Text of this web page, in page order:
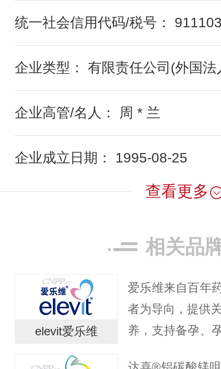
统一社会信用代码/税号：
企业类型： 有限责任公司(外国法
企业高管/名人： 周 * 兰
企业成立日期： 1995-08-25
查看更多
相关品
elevit爱乐维
爱乐维来自百年
者为导向，提供
养，支持备孕、